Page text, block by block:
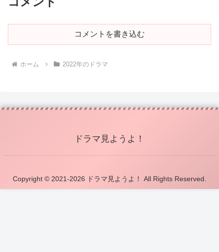
コメントを書き込む
ホーム 2022年のドラマ
ドラマ見ようよ！
Copyright © 2021-2026 ドラマ見ようよ！ All Rights Reserved.